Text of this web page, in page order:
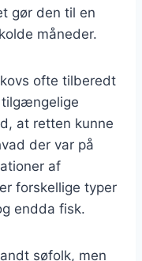
gør den til en
måneder.
ofte tilberedt
tilgængelige
at retten kunne
der var på
af
forskellige typer
endda fisk.
søfolk, men